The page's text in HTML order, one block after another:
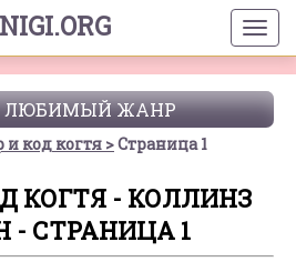
ЛЮБИМЫЙ ЖАНР
и код когтя Страница 1
КОГТЯ - КОЛЛИНЗ
- СТРАНИЦА 1